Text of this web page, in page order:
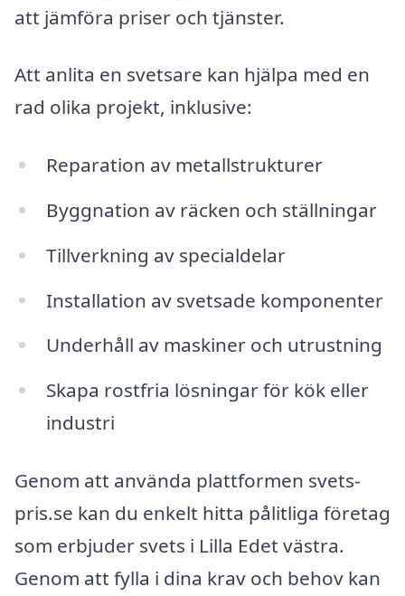
att jämföra priser och tjänster.
Att anlita en svetsare kan hjälpa med en
rad olika projekt, inklusive:
Reparation av metallstrukturer
Byggnation av räcken och ställningar
Tillverkning av specialdelar
Installation av svetsade komponenter
Underhåll av maskiner och utrustning
Skapa rostfria lösningar för kök eller
industri
Genom att använda plattformen svets-
pris.se kan du enkelt hitta pålitliga företag
som erbjuder svets i Lilla Edet västra.
Genom att fylla i dina krav och behov kan